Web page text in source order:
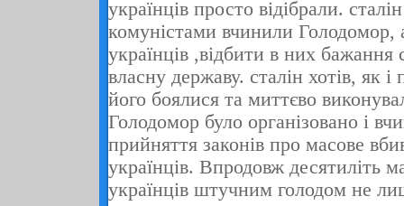
українців просто відібрали.
комуністами вчинили Голодомор,
українців ,відбити в них
власну державу. сталін хотів, як і
його боялися та миттєво
Голодомор було організовано і
прийняття законів про масове
українців. Впродовж десятиліть
українців штучним голодом не